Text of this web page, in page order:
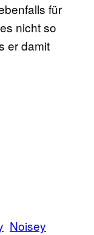
für
nicht so
er damit
Noisey